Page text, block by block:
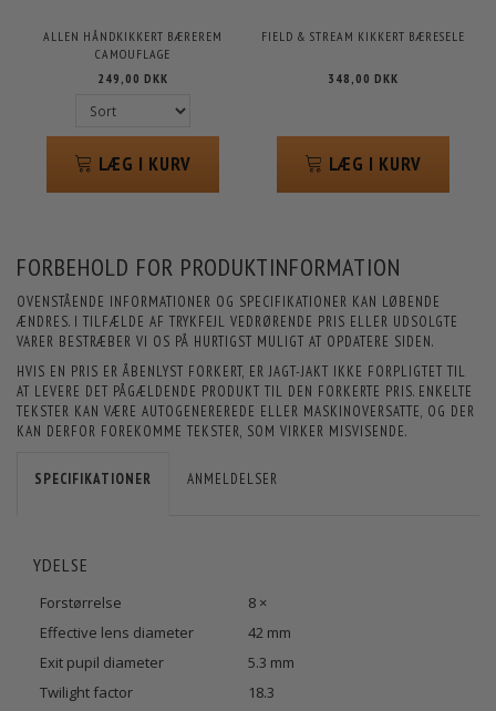
ALLEN HÅNDKIKKERT BÆREREM
CAMOUFLAGE
249,00 DKK
LÆG I KURV
FIELD & STREAM KIKKERT BÆRESELE
348,00 DKK
LÆG I KURV
FORBEHOLD FOR PRODUKTINFORMATION
OVENSTÅENDE INFORMATIONER OG SPECIFIKATIONER KAN LØBENDE
ÆNDRES. I TILFÆLDE AF TRYKFEJL VEDRØRENDE PRIS ELLER UDSOLGTE
VARER BESTRÆBER VI OS PÅ HURTIGST MULIGT AT OPDATERE SIDEN.
HVIS EN PRIS ER ÅBENLYST FORKERT, ER JAGT-JAKT IKKE FORPLIGTET TIL
AT LEVERE DET PÅGÆLDENDE PRODUKT TIL DEN FORKERTE PRIS. ENKELTE
TEKSTER KAN VÆRE AUTOGENEREREDE ELLER MASKINOVERSATTE, OG DER
KAN DERFOR FOREKOMME TEKSTER, SOM VIRKER MISVISENDE.
SPECIFIKATIONER ANMELDELSER
YDELSE
Forstørrelse
8 ×
Effective lens diameter
42 mm
Exit pupil diameter
5.3 mm
Twilight factor
18.3